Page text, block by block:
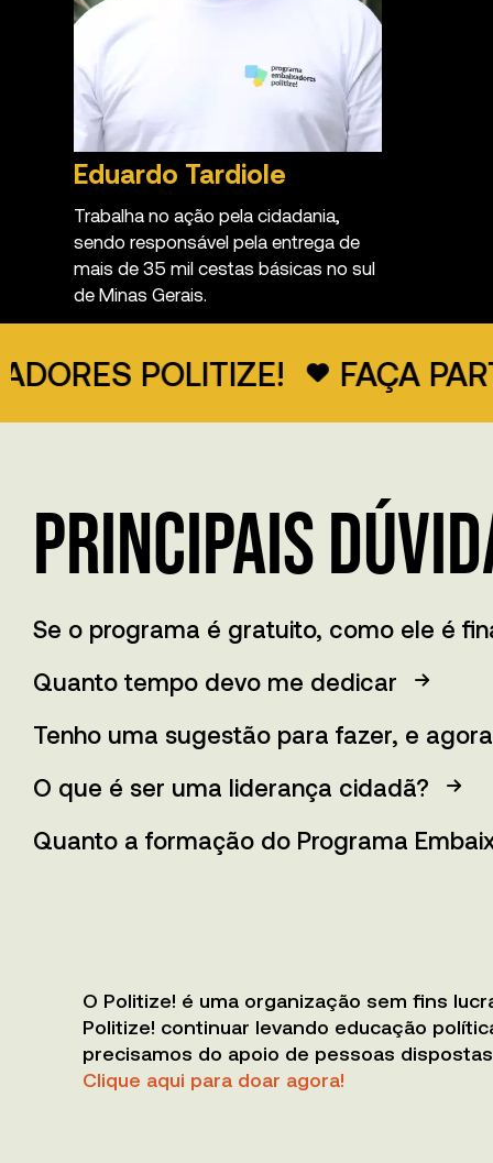
Trabalha no ação pela cidadania,
sendo responsável pela entrega de
mais de 35 mil cestas básicas no sul
de Minas Gerais.
Eduardo Tardiole
POLITIZE! FAÇA PARTE
Principais
Se o programa é gratuito, como ele é
Quanto tempo devo me dedicar
Tenho uma sugestão para fazer, e
O que é ser uma liderança cidadã?
Quanto a formação do Programa
O Politize! é uma organização sem ﬁns
Politize! continuar levando educação
precisamos do apoio de pessoas
Clique aqui para doar agora!